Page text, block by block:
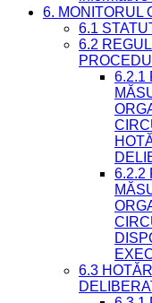
6. MONITORUL
6.1
6.2
6.2.1
6.2.2
6.3